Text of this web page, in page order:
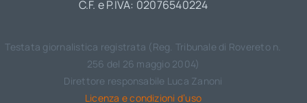
C.F. e P.IVA: 02076540224
Testata giornalistica registrata (Reg. Tribunale di Rovereto n.
256 del 26 maggio 2004)
Direttore responsabile Luca Zanoni
Licenza e condizioni d’uso